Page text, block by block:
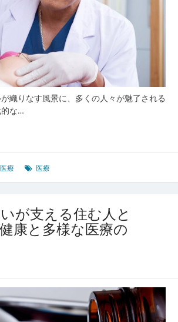
織りなす風景に、多くの人々が魅了される
的な…
医療 医療
が支える住む人と
康と多様な医療の